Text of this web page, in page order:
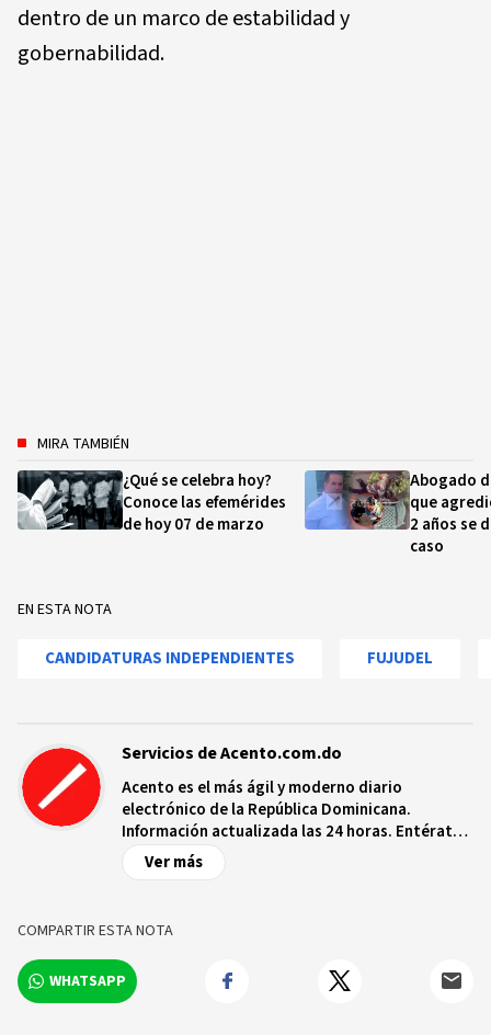
dentro de un marco de estabilidad y
gobernabilidad.
MIRA TAMBIÉN
¿Qué se celebra hoy?
Conoce las efemérides
de hoy 07 de marzo
Abogado
que
2 años se
caso
EN ESTA NOTA
CANDIDATURAS INDEPENDIENTES FUJUDEL
Servicios de Acento.com.do
Acento es el más ágil y moderno diario
electrónico de la República Dominicana.
Información actualizada las 24 horas. Entérate
de las noticias y sucesos más importantes a
nivel nacional e internacional, videos y fotos
Ver más
COMPARTIR ESTA NOTA
WHATSAPP